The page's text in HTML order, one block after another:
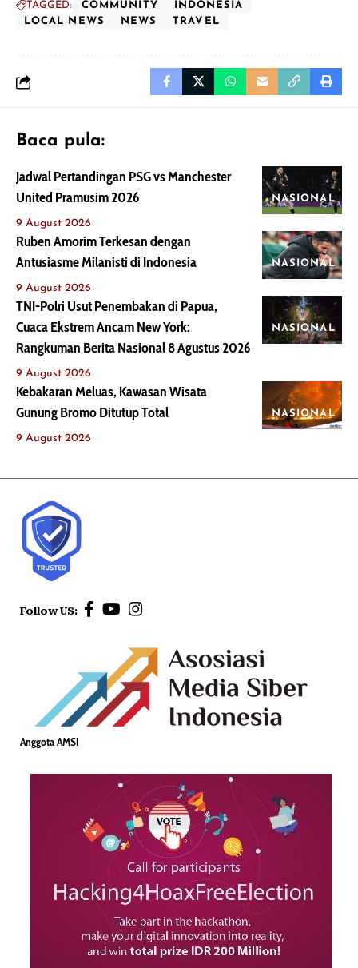
TAGGED: COMMUNITY
INDONESIA
LOCAL NEWS
NEWS TRAVEL
Baca pula:
NASIONAL
Jadwal Pertandingan PSG vs Manchester
United Pramusim 2026
9 August 2026
NASIONAL
Ruben Amorim Terkesan dengan
Antusiasme Milanisti di Indonesia
9 August 2026
NASIONAL
TNI-Polri Usut Penembakan di Papua,
Cuaca Ekstrem Ancam New York:
Rangkuman Berita Nasional 8 Agustus 2026
9 August 2026
NASIONAL
Kebakaran Meluas, Kawasan Wisata
Gunung Bromo Ditutup Total
9 August 2026
Follow US:
Anggota AMSI